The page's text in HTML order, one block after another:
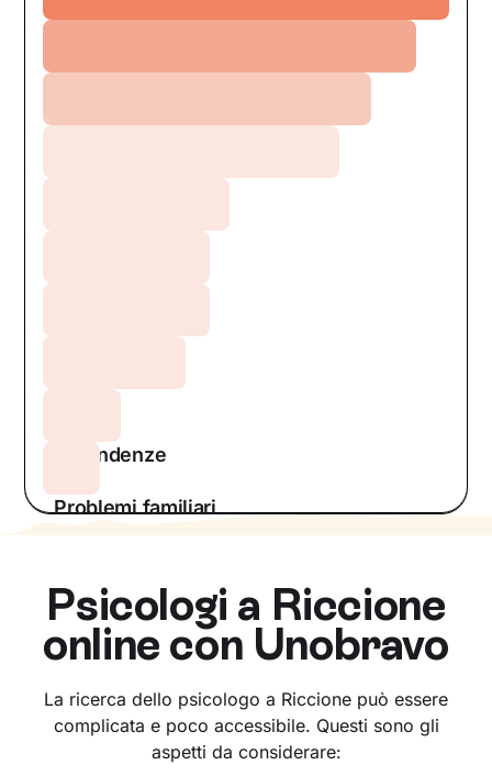
Dipendenze
Problemi familiari
Psicologi a Riccione
online con Unobravo
La ricerca dello psicologo a Riccione può essere
complicata e poco accessibile. Questi sono gli
aspetti da considerare: